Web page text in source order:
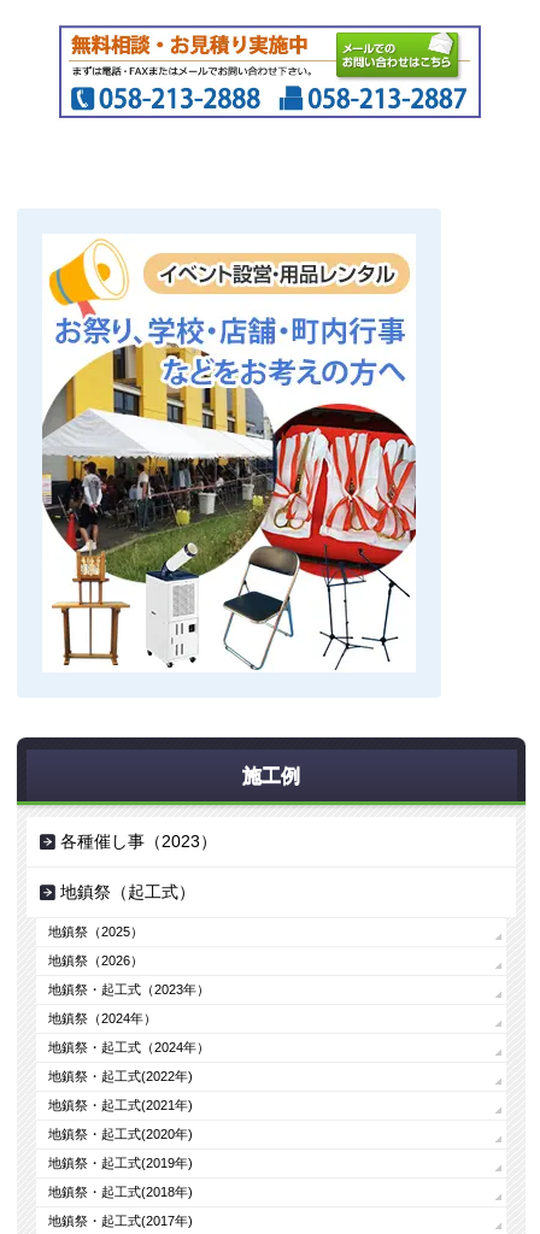
施工例
各種催し事（2023）
地鎮祭（起工式）
地鎮祭（2025）
地鎮祭（2026）
地鎮祭・起工式（2023年）
地鎮祭（2024年）
地鎮祭・起工式（2024年）
地鎮祭・起工式(2022年)
地鎮祭・起工式(2021年)
地鎮祭・起工式(2020年)
地鎮祭・起工式(2019年)
地鎮祭・起工式(2018年)
地鎮祭・起工式(2017年)